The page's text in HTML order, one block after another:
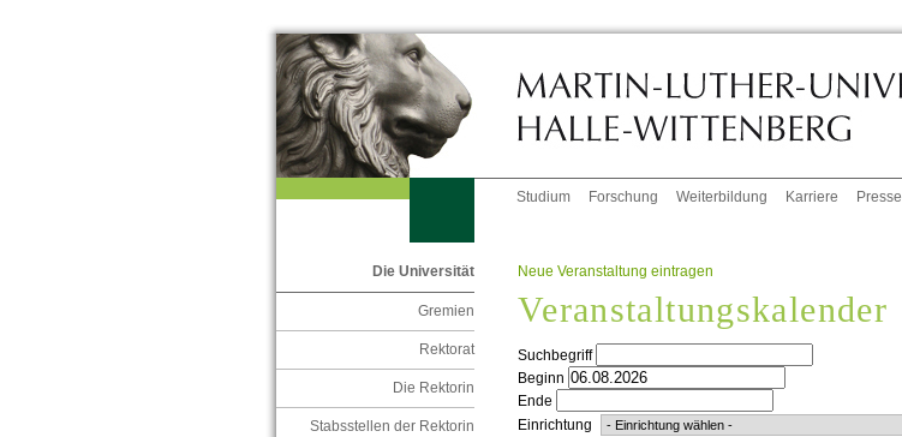
Studium Forschung Weiterbildung Karriere Presse
Die Universität
Gremien
Rektorat
Die Rektorin
Stabsstellen der Rektorin
Neue Veranstaltung eintragen
Veranstaltungskalender
Suchbegriff
Beginn
Ende
Einrichtung